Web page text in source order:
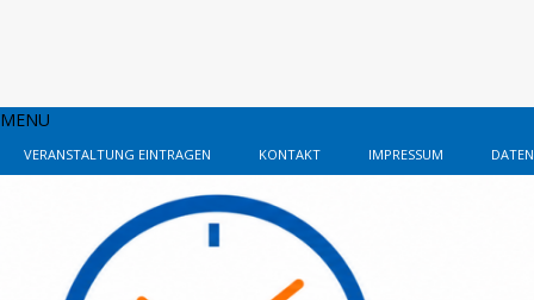
MENU
VERANSTALTUNG EINTRAGEN KONTAKT IMPRESSUM